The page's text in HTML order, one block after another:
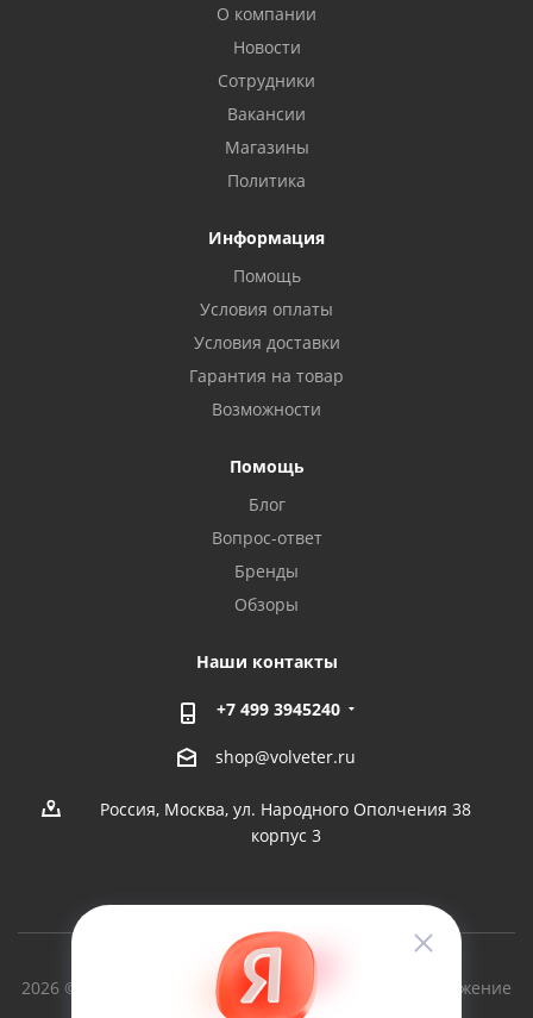
О компании
Новости
Сотрудники
Вакансии
Магазины
Политика
Информация
Помощь
Условия оплаты
Условия доставки
Гарантия на товар
Возможности
Помощь
Блог
Вопрос-ответ
Бренды
Обзоры
Наши контакты
+7 499 3945240
shop@volveter.ru
Россия, Москва, ул. Народного Ополчения 38
корпус 3
2026 © Вольный Ветер - производство судов и снаряжение